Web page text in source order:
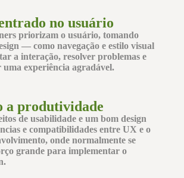
no usuário
priorizam o usuário, tomando
— como navegação e estilo visual
a interação, resolver problemas e
uma experiência agradável.
a produtividade
de usabilidade e um bom design
e compatibilidades entre UX e o
, onde normalmente se
grande para implementar o